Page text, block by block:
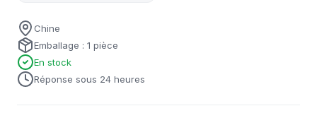
Chine
Emballage : 1 pièce
En stock
Réponse sous 24 heures